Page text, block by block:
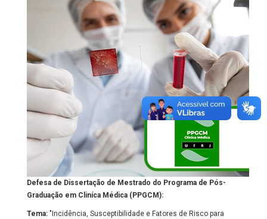
Defesa de Dissertação de Mestrado do Programa de Pós-
Graduação em Cliníca Médica (PPGCM):
Tema: "Incidência, Susceptibilidade e Fatores de Risco para